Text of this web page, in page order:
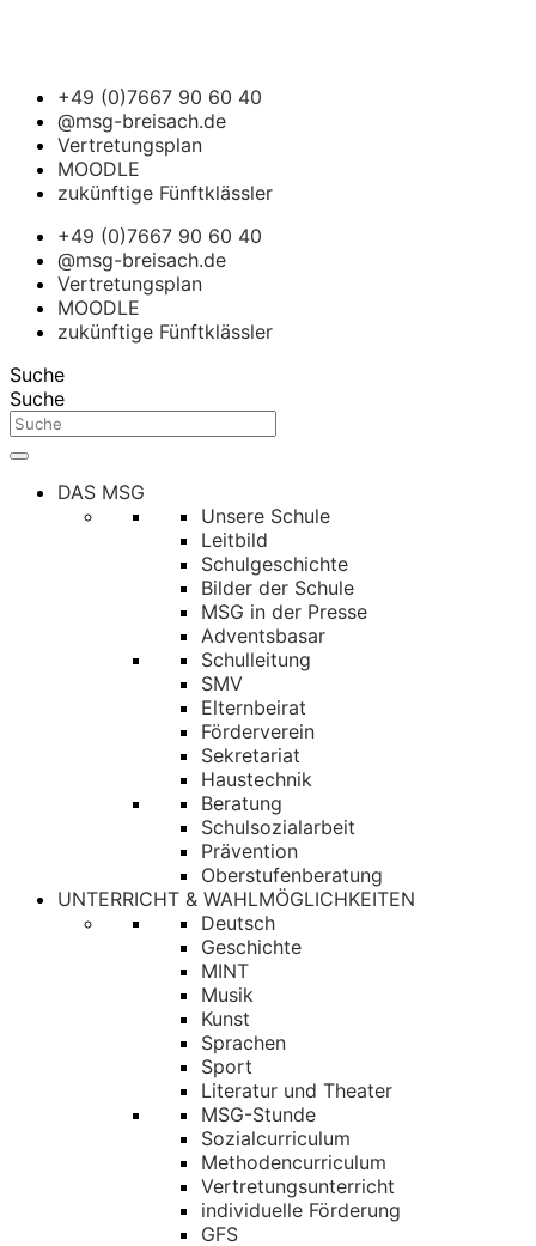
+49 (0)7667 90 60 40
@msg-breisach.de
Vertretungsplan
MOODLE
zukünftige Fünftklässler
+49 (0)7667 90 60 40
@msg-breisach.de
Vertretungsplan
MOODLE
zukünftige Fünftklässler
Suche
Suche
DAS MSG
Unsere Schule
Leitbild
Schulgeschichte
Bilder der Schule
MSG in der Presse
Adventsbasar
Schulleitung
SMV
Elternbeirat
Förderverein
Sekretariat
Haustechnik
Beratung
Schulsozialarbeit
Prävention
Oberstufenberatung
UNTERRICHT & WAHLMÖGLICHKEITEN
Deutsch
Geschichte
MINT
Musik
Kunst
Sprachen
Sport
Literatur und Theater
MSG-Stunde
Sozialcurriculum
Methodencurriculum
Vertretungsunterricht
individuelle Förderung
GFS